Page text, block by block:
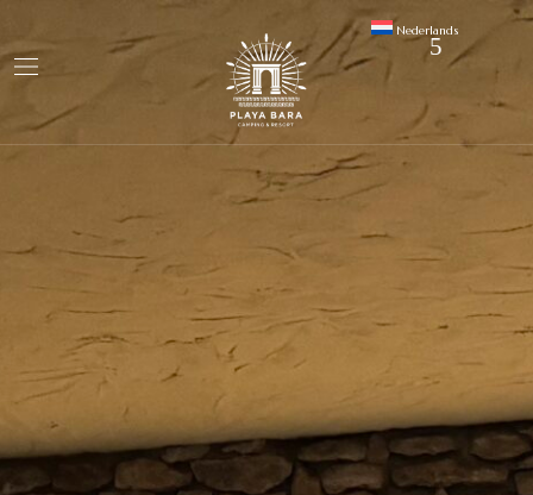
Nederlands